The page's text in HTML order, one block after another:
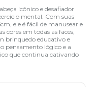
icônico e desafiador
mental. Com suas
ele é fácil de manusear e
cores em todas as faces,
brinquedo educativo e
pensamento lógico e a
que continua cativando